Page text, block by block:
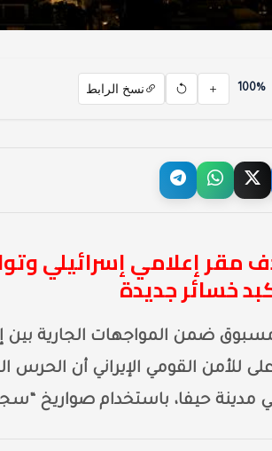
100% نسخ الرابط
خسائر جديدة
ضمن المواجهات الجارية بين
للأمن القومي الإيراني أن الحرس